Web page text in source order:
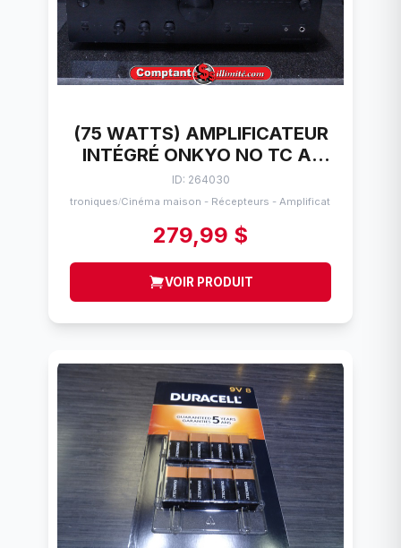
(75 WATTS) AMPLIFICATEUR
INTÉGRÉ ONKYO NO TC A-
9050
ID: 264030
Électroniques/Cinéma maison - Récepteurs - Amplificateurs
279,99 $
VOIR PRODUIT